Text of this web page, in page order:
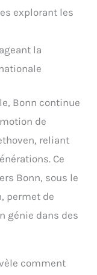
explorant les
la
Bonn continue
de
reliant
Ce
Bonn, sous le
permet de
génie dans des
comment